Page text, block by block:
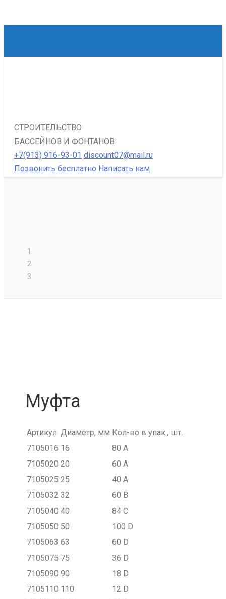
СТРОИТЕЛЬСТВО
БАССЕЙНОВ И ФОНТАНОВ
+7(913) 916-93-01 discount07@mail.ru
Позвонить бесплатно Написать нам
Муфта
Артикул Диаметр, мм Кол-во в упак., шт.
7105016 16
80 A
7105020 20
60 A
7105025 25
40 A
7105032 32
60 B
7105040 40
84 C
7105050 50
100 D
7105063 63
60 D
7105075 75
36 D
7105090 90
18 D
7105110 110
12 D